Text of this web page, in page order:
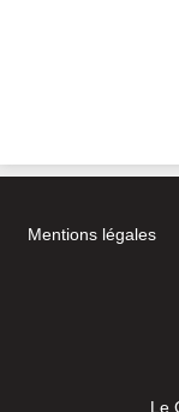
Mentions légales
Le